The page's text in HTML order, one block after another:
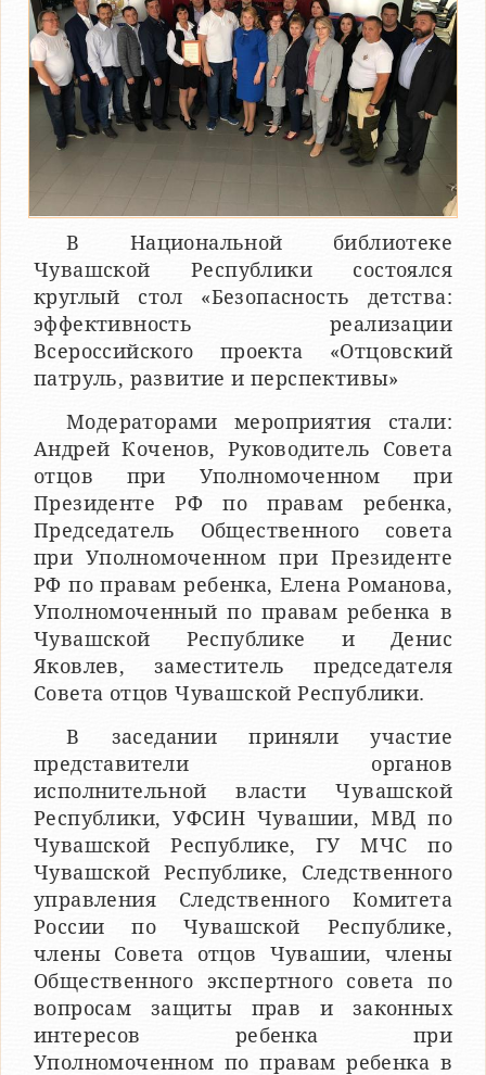
В Национальной библиотеке
Чувашской Республики состоялся
круглый стол «Безопасность детства:
эффективность реализации
Всероссийского проекта «Отцовский
патруль, развитие и перспективы»
Модераторами мероприятия стали:
Андрей Коченов, Руководитель Совета
отцов при Уполномоченном при
Президенте РФ по правам ребенка,
Председатель Общественного совета
при Уполномоченном при Президенте
РФ по правам ребенка, Елена Романова,
Уполномоченный по правам ребенка в
Чувашской Республике и Денис
Яковлев, заместитель председателя
Совета отцов Чувашской Республики.
В заседании приняли участие
представители органов
исполнительной власти Чувашской
Республики, УФСИН Чувашии, МВД по
Чувашской Республике, ГУ МЧС по
Чувашской Республике, Следственного
управления Следственного Комитета
России по Чувашской Республике,
члены Совета отцов Чувашии, члены
Общественного экспертного совета по
вопросам защиты прав и законных
интересов ребенка при
Уполномоченном по правам ребенка в